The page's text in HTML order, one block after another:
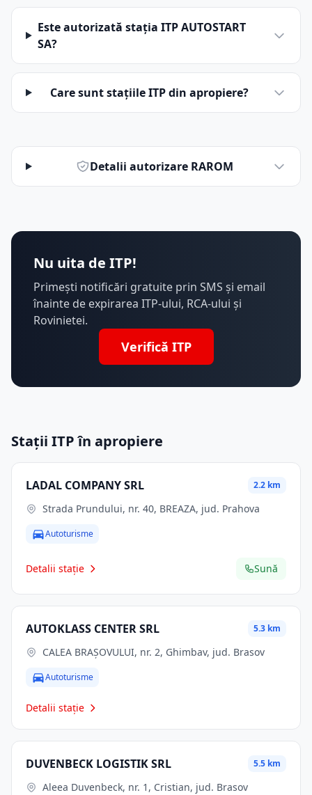
Este autorizată stația ITP AUTOSTART
SA?
Care sunt stațiile ITP din apropiere?
Detalii autorizare RAROM
Nu uita de ITP!
Primești notificări gratuite prin SMS și email
înainte de expirarea ITP-ului, RCA-ului și
Rovinietei.
Verifică ITP
Stații ITP în apropiere
LADAL COMPANY SRL 2.2 km
Strada Prundului, nr. 40, BREAZA, jud. Prahova
Autoturisme
Detalii stație Sună
AUTOKLASS CENTER SRL 5.3 km
CALEA BRAŞOVULUI, nr. 2, Ghimbav, jud. Brasov
Autoturisme
Detalii stație
DUVENBECK LOGISTIK SRL 5.5 km
Aleea Duvenbeck, nr. 1, Cristian, jud. Brasov